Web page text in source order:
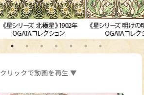
リックで動画を再生 ▼